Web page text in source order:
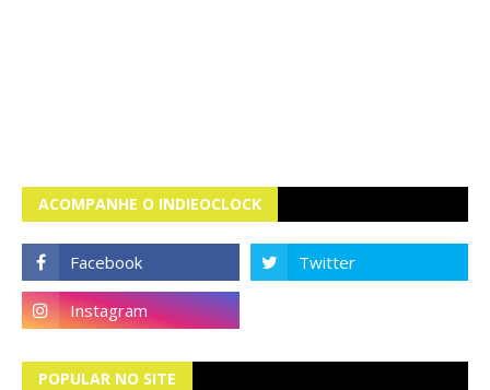
ACOMPANHE O INDIEOCLOCK
POPULAR NO SITE